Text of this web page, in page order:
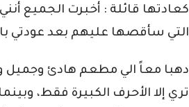
كعادتها قائلة : أخبرت الجميع
التي سأقصها عليهم بعد عودتي
دهبا معاً الي مطعم هادئ وجميل
تري إلا الأحرف الكبيرة فقط،